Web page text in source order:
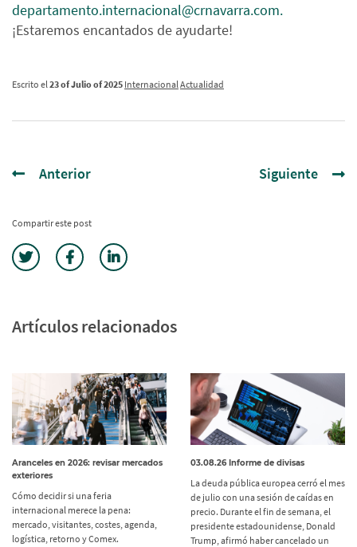
departamento.internacional@crnavarra.com.
¡Estaremos encantados de ayudarte!
Escrito el 23 of Julio of 2025 Internacional Actualidad
Anterior Siguiente
Compartir este post
Artículos relacionados
Aranceles en 2026: revisar mercados
exteriores
Cómo decidir si una feria
internacional merece la pena:
mercado, visitantes, costes, agenda,
logística, retorno y Comex.
03.08.26 Informe de divisas
La deuda pública europea cerró el mes
de julio con una sesión de caídas en
precio. Durante el fin de semana, el
presidente estadounidense, Donald
Trump, afirmó haber cancelado un